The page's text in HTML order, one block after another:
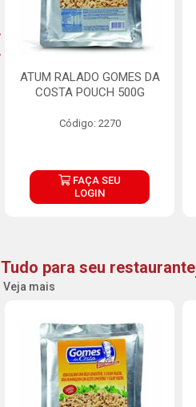
ATUM RALADO GOMES DA
COSTA POUCH 500G
Código: 2270
FAÇA SEU
LOGIN
Tudo para seu restaurante
Veja mais